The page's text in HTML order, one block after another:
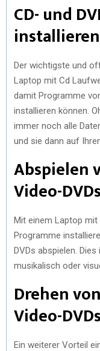
CD- und
installieren
Der wichtigste und
Laptop mit Cd
damit Programme
installieren können.
immer noch alle
und sie dann auf
Abspielen
Video-DVDs
Mit einem Laptop
Programme
DVDs abspielen.
musikalisch oder
Drehen
Video-DVDs
Ein weiterer Vorteil